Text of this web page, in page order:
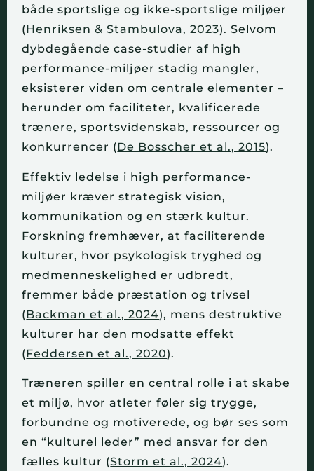
både sportslige og ikke-sportslige miljøer
(Henriksen & Stambulova, 2023). Selvom
dybdegående case-studier af high
performance-miljøer stadig mangler,
eksisterer viden om centrale elementer –
herunder om faciliteter, kvalificerede
trænere, sportsvidenskab, ressourcer og
konkurrencer (De Bosscher et al., 2015).
Effektiv ledelse i high performance-
miljøer kræver strategisk vision,
kommunikation og en stærk kultur.
Forskning fremhæver, at faciliterende
kulturer, hvor psykologisk tryghed og
medmenneskelighed er udbredt,
fremmer både præstation og trivsel
(Backman et al., 2024), mens destruktive
kulturer har den modsatte effekt
(Feddersen et al., 2020).
Træneren spiller en central rolle i at skabe
et miljø, hvor atleter føler sig trygge,
forbundne og motiverede, og bør ses som
en “kulturel leder” med ansvar for den
fælles kultur (Storm et al., 2024).